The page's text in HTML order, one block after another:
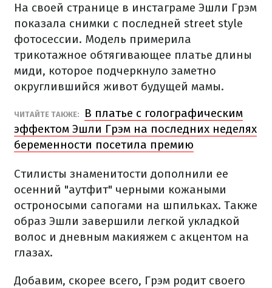
На своей странице в инстаграме Эшли Грэм
показала снимки с последней street style
фотосессии. Модель примерила
трикотажное обтягивающее платье длины
миди, которое подчеркнуло заметно
округлившийся живот будущей мамы.
ЧИТАЙТЕ ТАКЖЕ:
В платье с голографическим
эффектом Эшли Грэм на последних неделях
беременности посетила премию
Стилисты знаменитости дополнили ее
осенний "аутфит" черными кожаными
остроносыми сапогами на шпильках. Также
образ Эшли завершили легкой укладкой
волос и дневным макияжем с акцентом на
глазах.
Добавим, скорее всего, Грэм родит своего